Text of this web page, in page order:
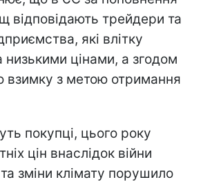
відповідають трейдери та
які влітку
низькими цінами, а згодом
взимку з метою отримання
покупці, цього року
цін внаслідок війни
зміни клімату порушило